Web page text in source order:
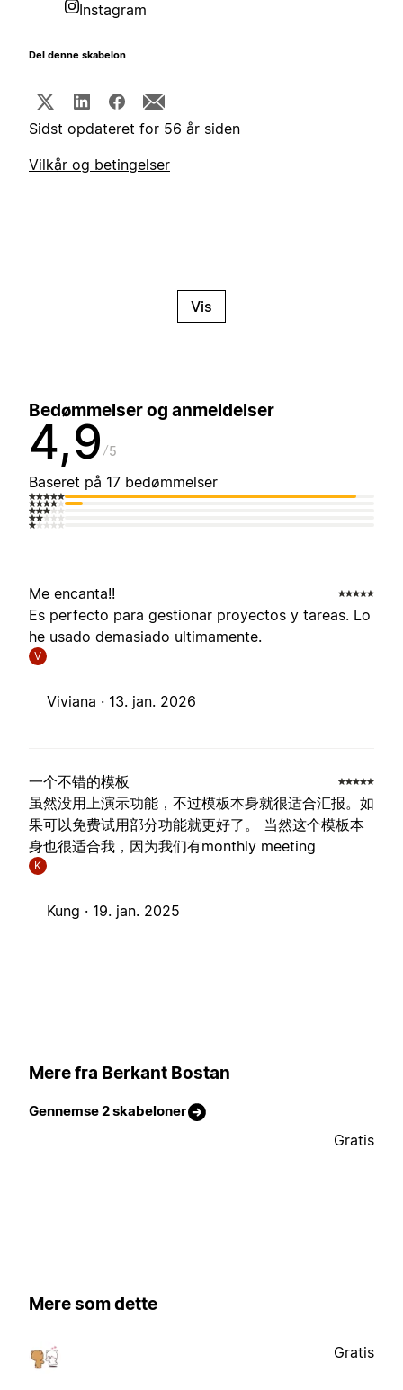
Instagram
Del denne skabelon
Sidst opdateret for 56 år siden
Vilkår og betingelser
Vis
Bedømmelser og anmeldelser
4,9 5
Baseret på 17 bedømmelser
Me encanta!!
Es perfecto para gestionar proyectos y tareas. Lo
he usado demasiado ultimamente.
V
Viviana · 13. jan. 2026
一个不错的模板
虽然没用上演示功能，不过模板本身就很适合汇报。如
果可以免费试用部分功能就更好了。 当然这个模板本
身也很适合我，因为我们有monthly meeting
K
Kung · 19. jan. 2025
Mere fra Berkant Bostan
Gennemse 2 skabeloner
Gratis
Mere som dette
Gratis